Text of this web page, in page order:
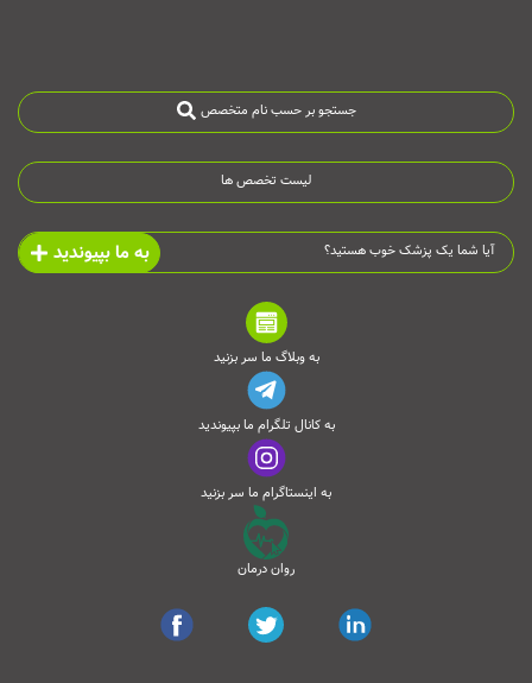
جستجو بر حسب نام متخصص
لیست تخصص ها
آیا شما یک پزشک خوب هستید؟ به ما بپیوندید
به وبلاگ ما سر بزنید
به کانال تلگرام ما بپیوندید
به اینستاگرام ما سر بزنید
روان درمان